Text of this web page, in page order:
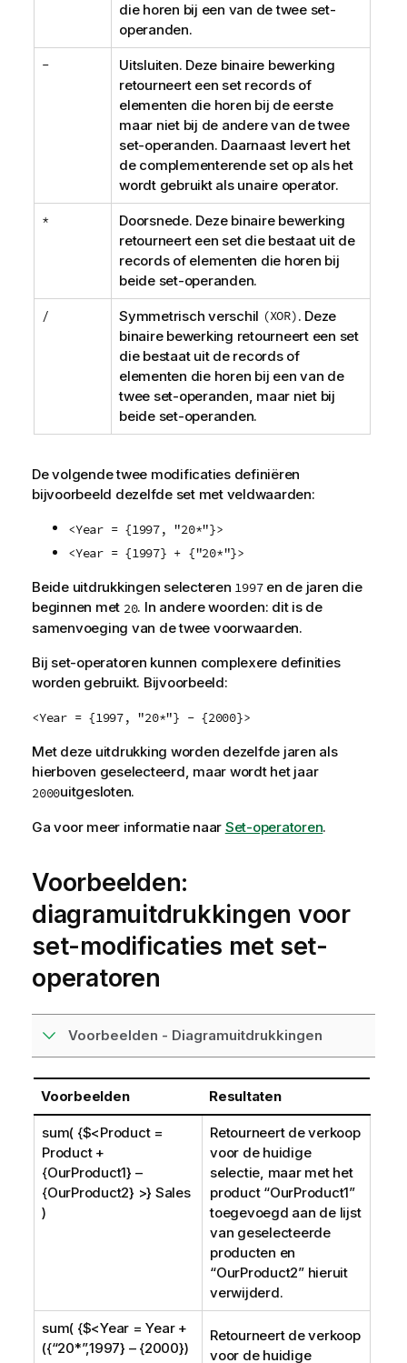
die horen bij een van de twee set-
operanden.
-
Uitsluiten. Deze binaire bewerking
retourneert een set records of
elementen die horen bij de eerste
maar niet bij de andere van de twee
set-operanden. Daarnaast levert het
de complementerende set op als het
wordt gebruikt als unaire operator.
*
Doorsnede. Deze binaire bewerking
retourneert een set die bestaat uit de
records of elementen die horen bij
beide set-operanden.
/ Symmetrisch verschil (XOR). Deze
binaire bewerking retourneert een set
die bestaat uit de records of
elementen die horen bij een van de
twee set-operanden, maar niet bij
beide set-operanden.
De volgende twee modificaties definiëren
bijvoorbeeld dezelfde set met veldwaarden:
<Year = {1997, "20*"}>
<Year = {1997} + {"20*"}>
Beide uitdrukkingen selecteren 1997en de jaren die
beginnen met 20. In andere woorden: dit is de
samenvoeging van de twee voorwaarden.
Bij set-operatoren kunnen complexere definities
worden gebruikt. Bijvoorbeeld:
<Year = {1997, "20*"} - {2000}>
Met deze uitdrukking worden dezelfde jaren als
hierboven geselecteerd, maar wordt het jaar
2000uitgesloten.
Ga voor meer informatie naar Set-operatoren.
Voorbeelden:
diagramuitdrukkingen voor
set-modificaties met set-
operatoren
Voorbeelden - Diagramuitdrukkingen
Voorbeelden Resultaten
sum( {$<Product =
Product +
{OurProduct1} –
{OurProduct2} >} Sales
)
Retourneert de verkoop
voor de huidige
selectie, maar met het
product “OurProduct1”
toegevoegd aan de lijst
van geselecteerde
producten en
“OurProduct2” hieruit
verwijderd.
sum( {$<Year = Year +
({“20*”,1997} – {2000})
Retourneert de verkoop
voor de huidige